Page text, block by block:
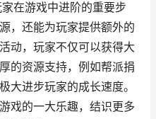
在游戏中进阶的重要步
，还能为玩家提供额外的
动，玩家不仅可以获得大
的资源支持，例如帮派捐
大进步玩家的成长速度。
戏的一大乐趣，结识更多